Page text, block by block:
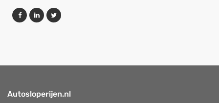
Autosloperijen.nl